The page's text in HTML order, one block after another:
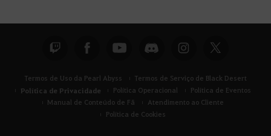
Termos de Uso da Pearl Abyss Termos de Serviço de Black Desert
Política de Privacidade Política Operacional
Política de Eventos
Manual de Conteúdo de Fã
Atendimento ao Cliente
Política de Cookies